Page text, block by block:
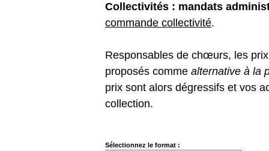
Collectivités : mandats
commande collectivité.
Responsables de chœurs, les
proposés comme alternative à la
prix sont alors dégressifs et vos
collection.
Sélectionnez le format :